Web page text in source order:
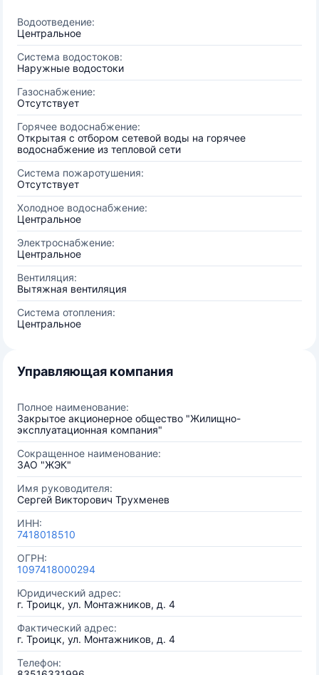
Водоотведение:
Центральное
Система водостоков:
Наружные водостоки
Газоснабжение:
Отсутствует
Горячее водоснабжение:
Открытая с отбором сетевой воды на горячее
водоснабжение из тепловой сети
Система пожаротушения:
Отсутствует
Холодное водоснабжение:
Центральное
Электроснабжение:
Центральное
Вентиляция:
Вытяжная вентиляция
Система отопления:
Центральное
Управляющая компания
Полное наименование:
Закрытое акционерное общество "Жилищно-
эксплуатационная компания"
Сокращенное наименование:
ЗАО "ЖЭК"
Имя руководителя:
Сергей Викторович Трухменев
ИНН:
7418018510
ОГРН:
1097418000294
Юридический адрес:
г. Троицк, ул. Монтажников, д. 4
Фактический адрес:
г. Троицк, ул. Монтажников, д. 4
Телефон: